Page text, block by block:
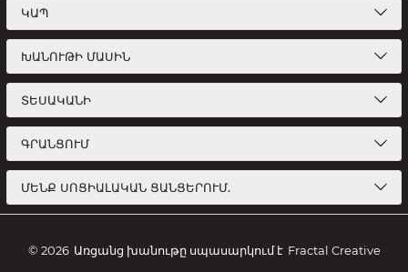
ԿԱՊ
ԽԱՆՈՒԹԻ ՄԱՍԻՆ
ՏԵՍԱԿԱՆԻ
ԳՐԱՆՑՈՒՄ
ՄԵՆՔ ՍՈՑԻԱԼԱԿԱՆ ՑԱՆՑԵՐՈՒՄ.
© 2026 Առցանց խանութը սպասարկում է Fractal Creative